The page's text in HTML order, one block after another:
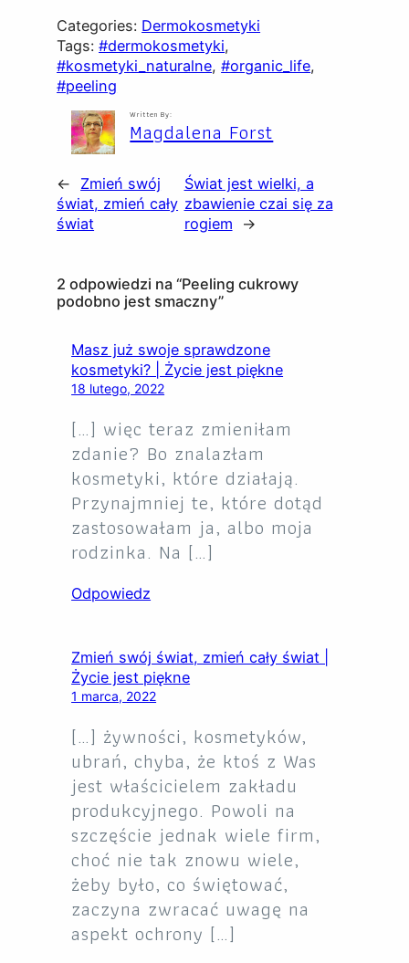
Categories: Dermokosmetyki
Tags:#dermokosmetyki
#kosmetyki_naturalne, #organic_life
#peeling
Written By:
Magdalena Forst
←
Zmień swój
świat, zmień cały
świat
Świat jest wielki, a
zbawienie czai się za
rogiem
→
2 odpowiedzi na “Peeling cukrowy
podobno jest smaczny”
Masz już swoje sprawdzone
kosmetyki? | Życie jest piękne
18 lutego, 2022
[…] więc teraz zmieniłam
zdanie? Bo znalazłam
kosmetyki, które działają.
Przynajmniej te, które dotąd
zastosowałam ja, albo moja
rodzinka. Na […]
Odpowiedz
Zmień swój świat, zmień cały świat |
Życie jest piękne
1 marca, 2022
[…] żywności, kosmetyków,
ubrań, chyba, że ktoś z Was
jest właścicielem zakładu
produkcyjnego. Powoli na
szczęście jednak wiele firm,
choć nie tak znowu wiele,
żeby było, co świętować,
zaczyna zwracać uwagę na
aspekt ochrony […]